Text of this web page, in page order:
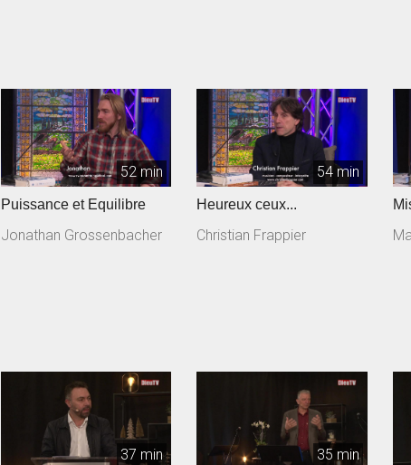
52 min
Puissance et Equilibre
Jonathan Grossenbacher
54 min
Heureux ceux...
Christian Frappier
37 min 35 min